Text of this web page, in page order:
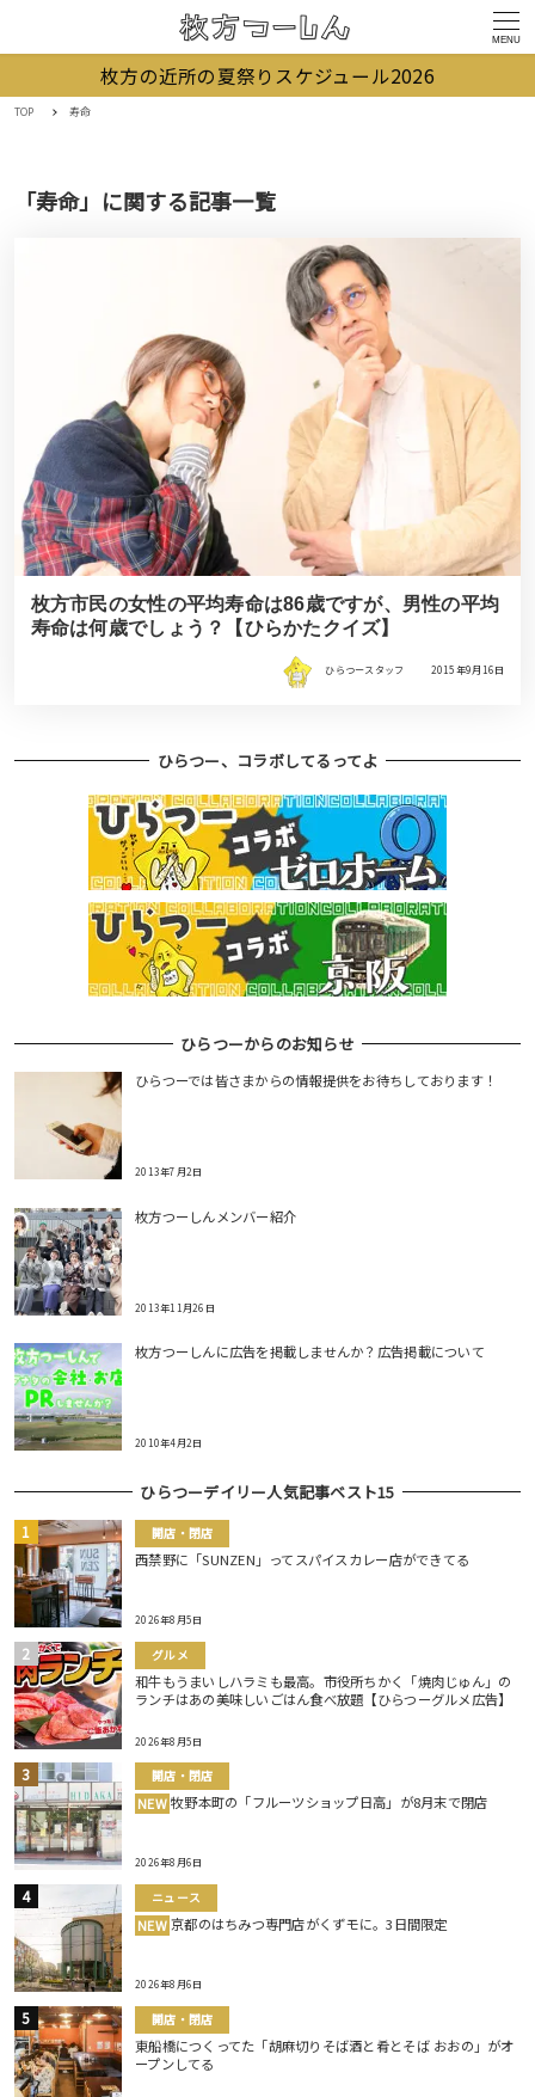
MENU
枚方の近所の夏祭りスケジュール2026
TOP 寿命
「寿命」に関する記事一覧
枚方市民の女性の平均寿命は86歳ですが、男性の平均
寿命は何歳でしょう？【ひらかたクイズ】
ひらつースタッフ 2015年9月16日
ひらつー、コラボしてるってよ
ひらつーからのお知らせ
ひらつーでは皆さまからの情報提供をお待ちしております！
2013年7月2日
枚方つーしんメンバー紹介
2013年11月26日
枚方つーしんに広告を掲載しませんか？広告掲載について
2010年4月2日
ひらつーデイリー人気記事ベスト15
開店・閉店
西禁野に「SUNZEN」ってスパイスカレー店ができてる
2026年8月5日
グルメ
和牛もうまいしハラミも最高。市役所ちかく「焼肉じゅん」の
ランチはあの美味しいごはん食べ放題【ひらつーグルメ広告】
2026年8月5日
開店・閉店
NEW 牧野本町の「フルーツショップ日高」が8月末で閉店
2026年8月6日
ニュース
NEW 京都のはちみつ専門店がくずモに。3日間限定
2026年8月6日
開店・閉店
東船橋につくってた「胡麻切りそば酒と肴とそば おおの」がオ
ープンしてる